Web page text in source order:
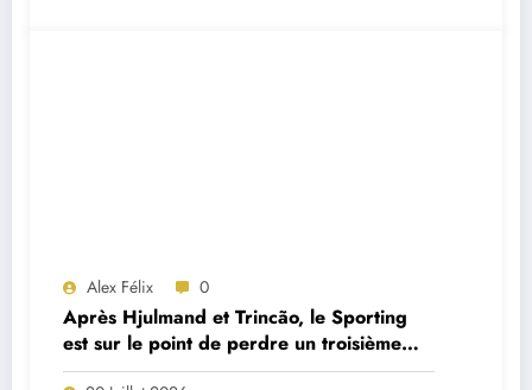
Alex Félix 0
Après Hjulmand et Trincão, le Sporting
est sur le point de perdre un troisième
cadre